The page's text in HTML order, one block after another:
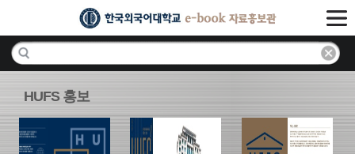
HUFS 홍보